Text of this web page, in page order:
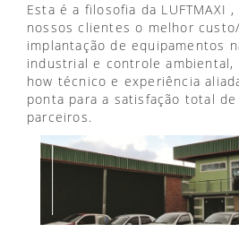
Esta é a filosofia da LUFTMAXI
nossos clientes o melhor
implantação de equipamentos
industrial e controle ambiental,
how técnico e experiência
ponta para a satisfação total
parceiros.